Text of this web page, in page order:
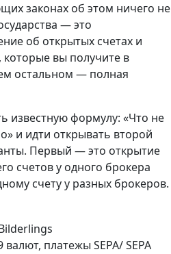
законах об этом ничего не
— это
об открытых счетах и
которые вы получите в
остальном — полная
известную формулу: «Что не
и идти открывать второй
Первый — это открытие
счетов у одного брокера
счету у разных брокеров.
платежы SEPA/ SEPA